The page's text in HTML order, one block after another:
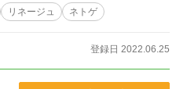
リネージュ ネトゲ
登録日 2022.06.25